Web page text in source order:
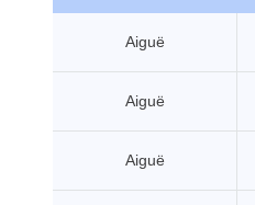
Aiguë
Aiguë
Aiguë